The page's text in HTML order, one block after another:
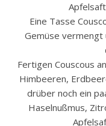
Eine Tasse
Gemüse vermengt
Fertigen Couscous
Himbeeren,
drüber noch ein
Haselnußmus,